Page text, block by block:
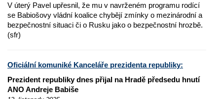
V úterý Pavel upřesnil, že mu v navrženém programu rodící
se Babiošovy vládní koalice chybějí zmínky o mezinárodní a
bezpečnostní situaci či o Rusku jako o bezpečnostní hrozbě.
(sfr)
Oficiální komuniké Kanceláře prezidenta republiky:
Prezident republiky dnes přijal na Hradě předsedu hnutí
ANO Andreje Babiše